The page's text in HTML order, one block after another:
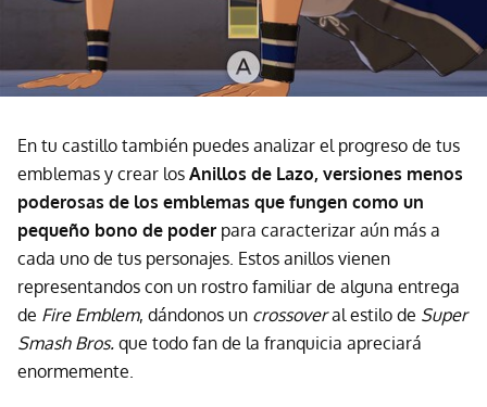
En tu castillo también puedes analizar el progreso de tus
emblemas y crear los Anillos de Lazo, versiones menos
poderosas de los emblemas que fungen como un
pequeño bono de poder para caracterizar aún más a
cada uno de tus personajes. Estos anillos vienen
representandos con un rostro familiar de alguna entrega
de Fire Emblem, dándonos un crossoveral estilo de Super
Smash Bros. que todo fan de la franquicia apreciará
enormemente.